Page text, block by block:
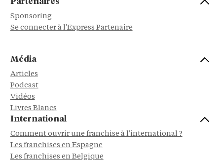
Sponsoring
Se connecter à l'Express Partenaire
Média
Articles
Podcast
Vidéos
Livres Blancs
International
Comment ouvrir une franchise à l'international ?
Les franchises en Espagne
Les franchises en Belgique